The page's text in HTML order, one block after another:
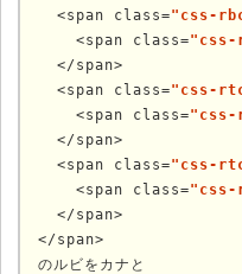
  <span class=
"css-
    <span class=
"css-
  </span>
  <span class=
"css-
    <span class=
  </span>
  <span class=
"css-
    <span class=
  </span>
</span>
のルビをカナと